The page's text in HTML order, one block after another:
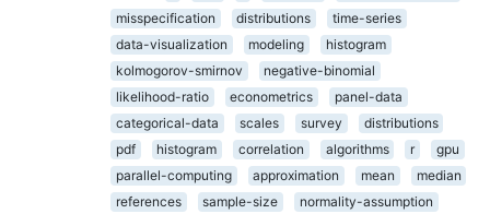
misspecification
distributions
time-series
data-visualization
modeling
histogram
kolmogorov-smirnov
negative-binomial
likelihood-ratio
econometrics
panel-data
categorical-data
scales survey
distributions
pdf
histogram correlation algorithms r
gpu
parallel-computing
approximation mean
median
references
sample-size
normality-assumption